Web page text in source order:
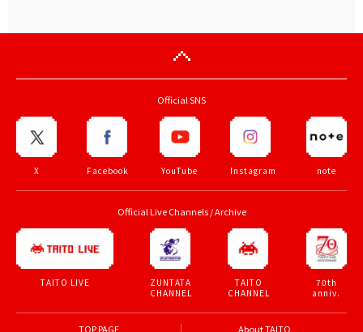
Official SNS
X Facebook YouTube Instagram note
Official Live Channels / Archive
TAITO LIVE
ZUNTATA
CHANNEL
TAITO
CHANNEL
70th
anniv.
TOP PAGE About TAITO